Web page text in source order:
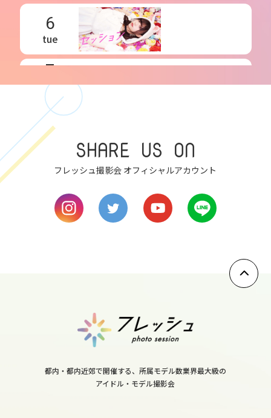
6
tue
7
wed
8
thu
10
sat
SHARE US ON
フレッシュ撮影会 オフィシャルアカウント
都内・都内近郊で開催する、所属モデル数業界最大級の
アイドル・モデル撮影会